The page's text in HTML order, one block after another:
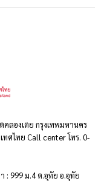
คลองเตย กรุงเทพมหานคร
ศไทย Call center โทร. 0-
: 999 ม.4 ต.อุทัย อ.อุทัย